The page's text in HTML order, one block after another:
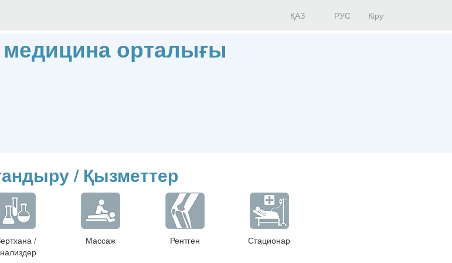
ҚАЗ РУС Кіру
орталығы
/ Қызметтер
/
Массаж Рентген Стационар